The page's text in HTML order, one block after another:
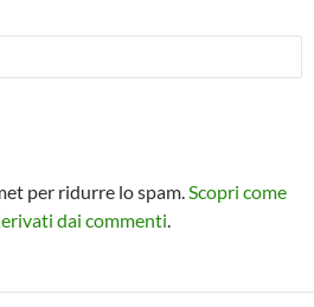
per ridurre lo spam. Scopri come
dai commenti